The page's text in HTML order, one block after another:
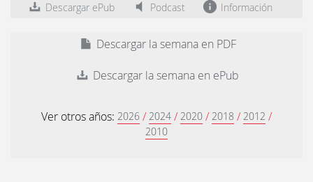
Descargar ePub Podcast Información
Descargar la semana en PDF
Descargar la semana en ePub
Ver otros años: 2026 / 2024 / 2020 / 2018 / 2012 /
2010